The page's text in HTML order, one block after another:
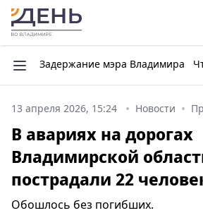
Задержание мэра Владимира
13 апреля 2026, 15:24 Новости
В авариях на дорогах
Владимирской
пострадали 22
Обошлось без погибших.